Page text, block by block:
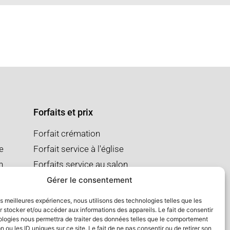
Gérer le consentement
meilleures expériences, nous utilisons des technologies telles que les
stocker et/ou accéder aux informations des appareils. Le fait de consentir
nous permettra de traiter des données telles que le comportement
ou les ID uniques sur ce site. Le fait de ne pas consentir ou de retirer son
Forfaits et prix
Forfait crémation
Forfait service à l'église
Forfaits service au salon